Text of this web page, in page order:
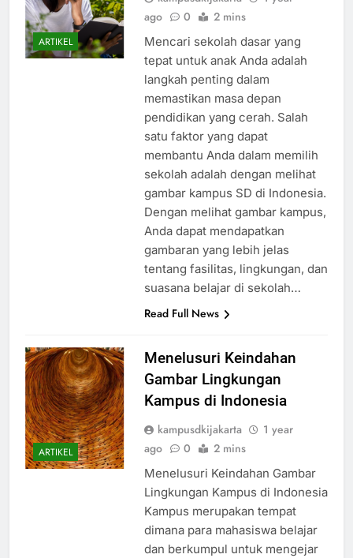
ARTIKEL
kampusdkijakarta
Mencari sekolah dasar yang
tepat untuk anak Anda adalah
langkah penting dalam
memastikan masa depan
pendidikan yang cerah. Salah
satu faktor yang dapat
membantu Anda dalam memilih
sekolah adalah dengan melihat
gambar kampus SD di Indonesia.
Dengan melihat gambar kampus,
Anda dapat mendapatkan
gambaran yang lebih jelas
tentang fasilitas, lingkungan, dan
ARTIKEL
Menelusuri Keindahan
Gambar Lingkungan
Kampus di Indonesia
kampusdkijakarta
Menelusuri Keindahan Gambar
Lingkungan Kampus di Indonesia
Kampus merupakan tempat
dimana para mahasiswa belajar